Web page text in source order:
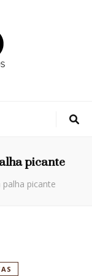
picante
palha picante